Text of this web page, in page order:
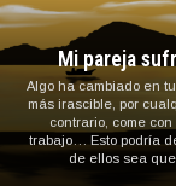
Mi pareja
Algo ha cambiado en
más irascible, por
contrario, come
trabajo… Esto podría
de ellos sea